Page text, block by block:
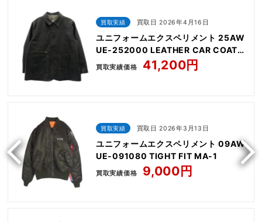
買取実績 買取日 2026年4月16日
ユニフォームエクスペリメント 25AW
UE-252000 LEATHER CAR COAT
レザ ーカー コート
買取実績価格 41,200円
買取実績 買取日 2026年3月13日
ユニフォームエクスペリメント 09AW
UE-091080 TIGHT FIT MA-1
買取実績価格 9,000円